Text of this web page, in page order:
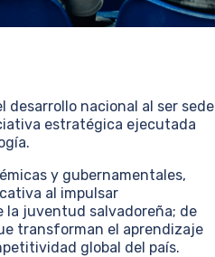
desarrollo nacional al ser sede
estratégica ejecutada
y gubernamentales,
al impulsar
la juventud salvadoreña; de
transforman el aprendizaje
global del país.